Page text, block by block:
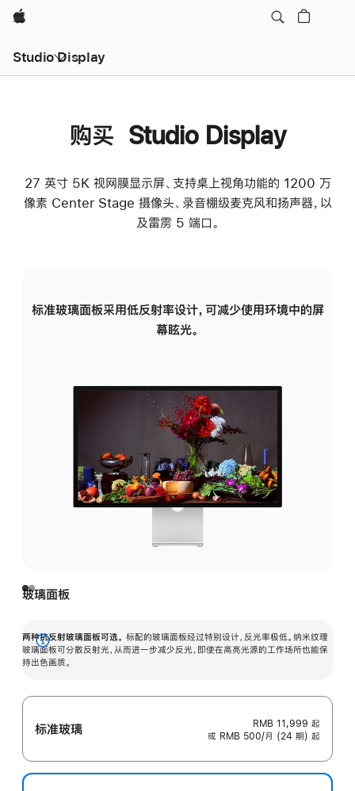
Apple
Studio Display
购买 Studio Display
27 英寸 5K 视网膜显示屏、支持桌上视角功能的 1200 万
像素 Center Stage 摄像头、录音棚级麦克风和扬声器，以
及雷雳 5 端口。
标准玻璃面板采用低反射率设计，可减少使用环境中的屏
幕眩光。
玻璃面板
两种抗反射玻璃面板可选。 标配的玻璃面板经过特别设计，反光率极低。纳米纹理
玻璃面板可分散反射光，从而进一步减少反光，即使在高亮光源的工作场所也能保
持出色画质。
展
开
标准玻璃 RMB 11,999 起
或 RMB 500/月 (24 期) 起